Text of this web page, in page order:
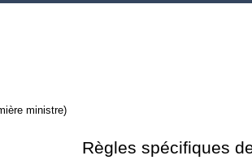
ministre)
Règles spécifiques